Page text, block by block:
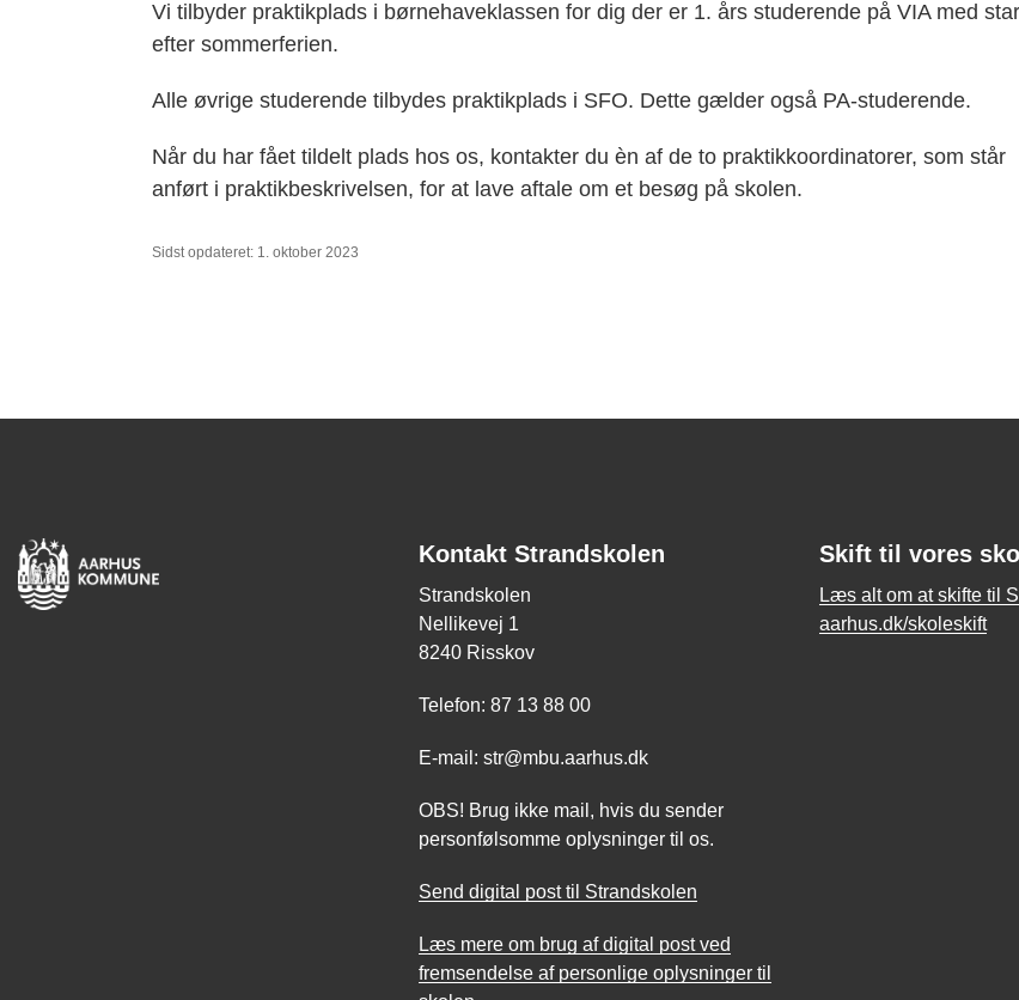
Vi tilbyder praktikplads i børnehaveklassen for dig der er 1. års studerende på VIA med
efter sommerferien.
Alle øvrige studerende tilbydes praktikplads i SFO. Dette gælder også PA-studerende.
Når du har fået tildelt plads hos os, kontakter du èn af de to praktikkoordinatorer, som står
anført i praktikbeskrivelsen, for at lave aftale om et besøg på skolen.
Sidst opdateret: 1. oktober 2023
Kontakt Strandskolen
Strandskolen
Nellikevej 1
8240 Risskov
Telefon: 87 13 88 00
E-mail: str@mbu.aarhus.dk
OBS! Brug ikke mail, hvis du sender
personfølsomme oplysninger til os.
Send digital post til Strandskolen
Læs mere om brug af digital post ved
fremsendelse af personlige oplysninger til
Skift til vores
Læs alt om at skifte til
aarhus.dk/skoleskift